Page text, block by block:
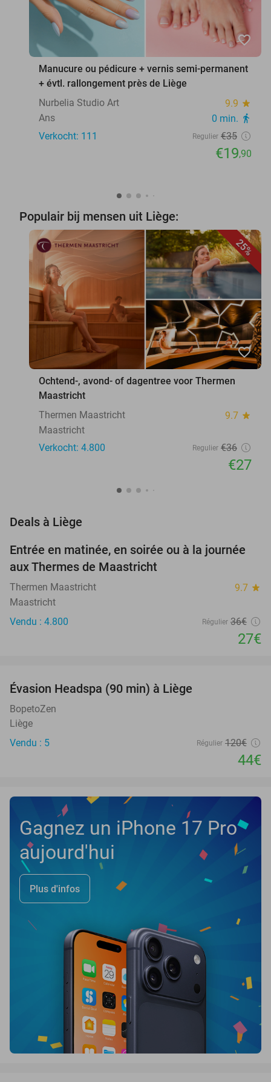
favorite_border
Manucure ou pédicure + vernis semi-permanent
+ évtl. rallongement près de Liège
Nurbelia Studio Art
9.9 star
Ans 0 min. directions_walk
Verkocht: 111 Regulier €35
€19,90
Populair bij mensen uit Liège:
25%
favorite_border
Ochtend-, avond- of dagentree voor Thermen
Maastricht
Thermen Maastricht
9.7 star
Maastricht
Verkocht: 4.800
Regulier €36
€27
Deals à Liège
25%
Entrée en matinée, en soirée ou à la journée
aux Thermes de Maastricht
Thermen Maastricht 9.7 star
Maastricht
Vendu : 4.800
Régulier 36€
27€
TODAY
Évasion Headspa (90 min) à Liège
BopetoZen
Liège
Vendu : 5
Régulier 120€
44€
Gagnez un iPhone 17 Pro
aujourd'hui
Plus d'infos